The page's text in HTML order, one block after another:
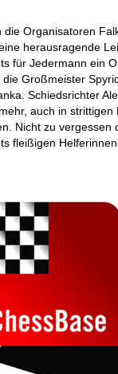
die Organisatoren
herausragende
für Jedermann ein
Großmeister
Schiedsrichter
auch in strittigen
Nicht zu vergessen
fleißigen